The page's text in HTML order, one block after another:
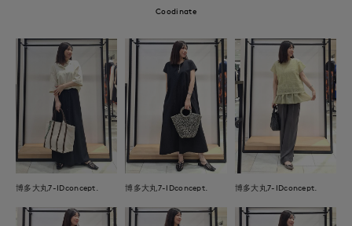
Coodinate
博多大丸7-IDconcept. 博多大丸7-IDconcept. 博多大丸7-IDconcept.